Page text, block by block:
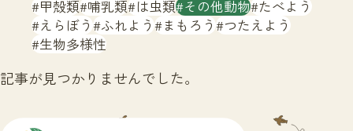
甲殻類 哺乳類 は虫類 その他動物 たべよう
えらぼう ふれよう まもろう つたえよう
生物多様性
記事が見つかりませんでした。